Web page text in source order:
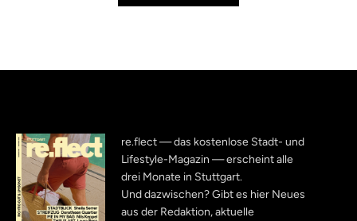
re.flect — das kostenlose Stadt- und
Lifestyle-Magazin — erscheint alle
drei Monate in Stuttgart.
Und dazwischen? Gibt es hier Neues
aus der Redaktion, aktuelle